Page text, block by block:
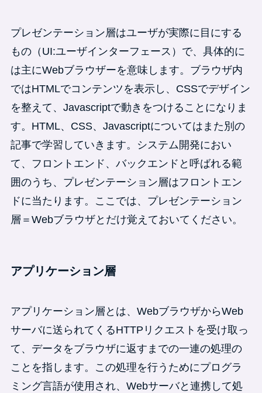
プレゼンテーション層はユーザが実際に目にする
もの（UI:ユーザインターフェース）で、具体的に
は主にWebブラウザーを意味します。ブラウザ内
ではHTMLでコンテンツを表示し、CSSでデザイン
を整えて、Javascriptで動きをつけることになりま
す。HTML、CSS、Javascriptについてはまた別の
記事で学習していきます。システム開発におい
て、フロントエンド、バックエンドと呼ばれる範
囲のうち、プレゼンテーション層はフロントエン
ドに当たります。ここでは、プレゼンテーション
層＝Webブラウザとだけ覚えておいてください。
アプリケーション層
アプリケーション層とは、WebブラウザからWeb
サーバに送られてくるHTTPリクエストを受け取っ
て、データをブラウザに返すまでの一連の処理の
ことを指します。この処理を行うためにプログラ
ミング言語が使用され、Webサーバと連携して処